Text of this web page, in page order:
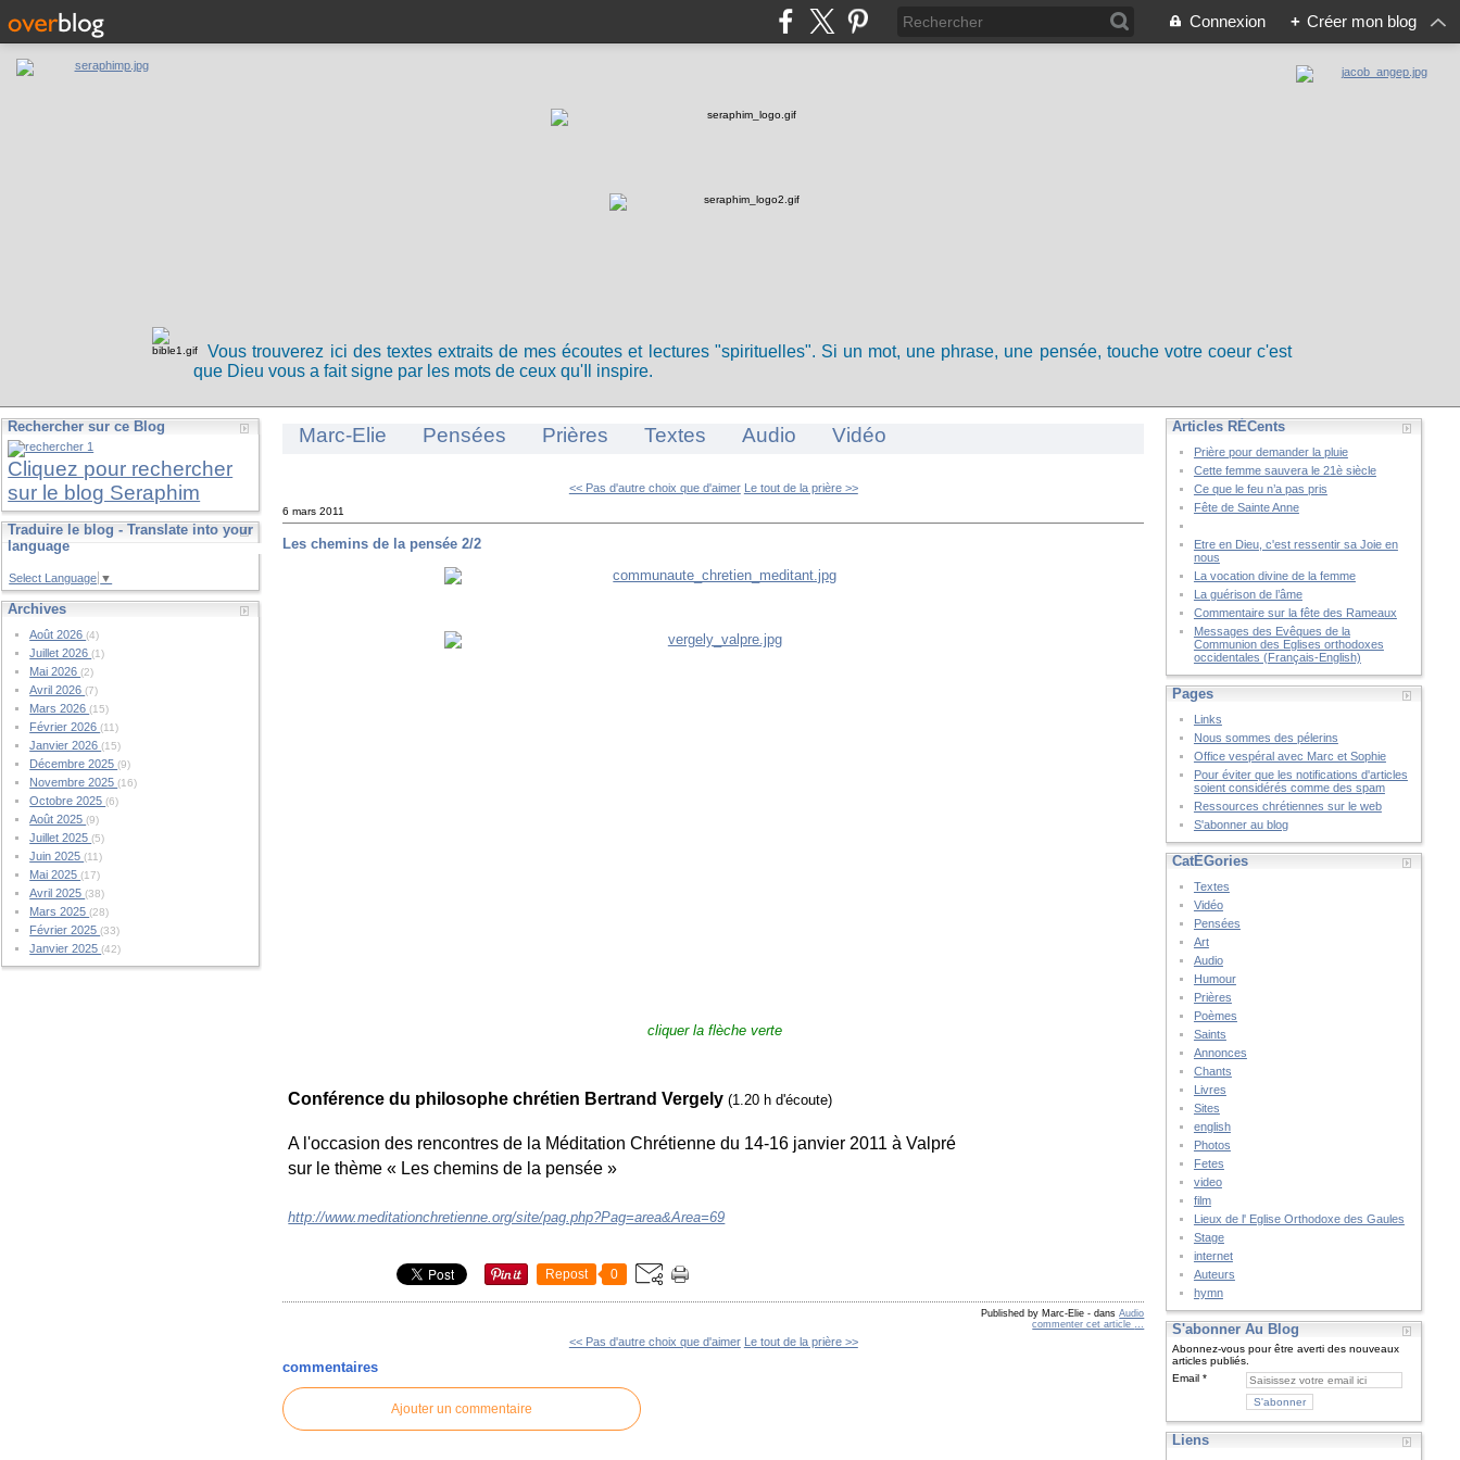
Connexion + Créer mon blog
Vous trouverez ici des textes extraits de mes écoutes et lectures "spirituelles". Si un mot, une phrase, une pensée, touche votre coeur c'est
que Dieu vous a fait signe par les mots de ceux qu'Il inspire.
Rechercher sur ce Blog
Cliquez pour rechercher
sur le blog Seraphim
Traduire le blog - Translate into your
language
Select Language ▼
Archives
Août 2026(4)
Juillet 2026(1)
Mai 2026(2)
Avril 2026(7)
Mars 2026(15)
Février 2026(11)
Janvier 2026(15)
Décembre 2025(9)
Novembre 2025(16)
Octobre 2025(6)
Août 2025(9)
Juillet 2025(5)
Juin 2025(11)
Mai 2025(17)
Avril 2025(38)
Mars 2025(28)
Février 2025(33)
Janvier 2025(42)
Marc-Elie Pensées Prières Textes Audio Vidéo
<< Pas d'autre choix que d'aimer Le tout de la prière >>
6 mars 2011
Les chemins de la pensée 2/2
cliquer la flèche verte
Conférence du philosophe chrétien Bertrand Vergely (1.20 h d'écoute)
A l'occasion des rencontres de la Méditation Chrétienne du 14-16 janvier 2011 à Valpré
sur le thème « Les chemins de la pensée »
http://www.meditationchretienne.org/site/pag.php?Pag=area&Area=69
Repost 0
Published by Marc-Elie - dansAudio
commenter cet article
<< Pas d'autre choix que d'aimer Le tout de la prière >>
commentaires
Ajouter un commentaire
Articles RÉCents
Prière pour demander la pluie
Cette femme sauvera le 21è siècle
Ce que le feu n’a pas pris
Fête de Sainte Anne
Etre en Dieu, c'est ressentir sa Joie en
nous
La vocation divine de la femme
La guérison de l’âme
Commentaire sur la fête des Rameaux
Messages des Evêques de la
Communion des Eglises orthodoxes
occidentales (Français-English)
Pages
Links
Nous sommes des pélerins
Office vespéral avec Marc et Sophie
Pour éviter que les notifications d'articles
soient considérés comme des spam
Ressources chrétiennes sur le web
S'abonner au blog
CatÉGories
Textes
Vidéo
Pensées
Art
Audio
Humour
Prières
Poèmes
Saints
Annonces
Chants
Livres
Sites
english
Photos
Fetes
video
film
Lieux de l' Eglise Orthodoxe des Gaules
Stage
internet
Auteurs
hymn
S'abonner Au Blog
Abonnez-vous pour être averti des nouveaux
articles publiés.
Email
Liens